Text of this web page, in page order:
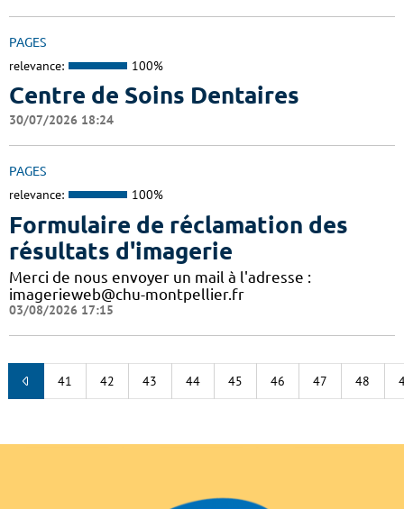
PAGES
relevance: 100%
Centre de Soins Dentaires
30/07/2026 18:24
PAGES
relevance: 100%
Formulaire de réclamation des
résultats d'imagerie
Merci de nous envoyer un mail à l'adresse :
imagerieweb@chu-montpellier.fr
03/08/2026 17:15
41 42 43 44 45 46 47 48